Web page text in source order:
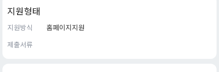
지원형태
지원방식
홈페이지지원
제출서류